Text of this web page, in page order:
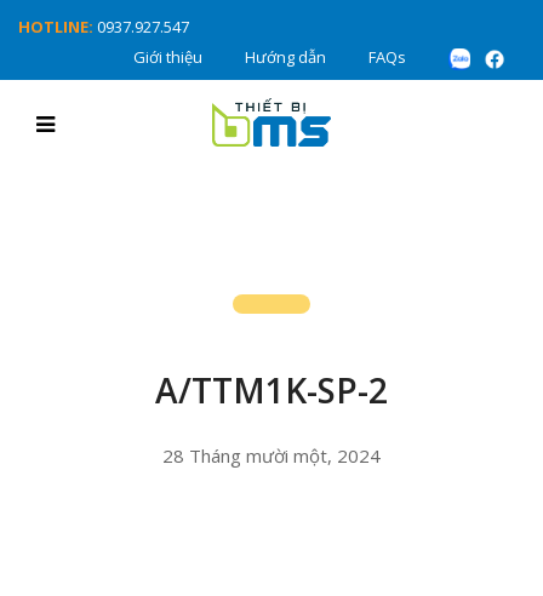
HOTLINE: 0937.927.547
Giới thiệu
Hướng dẫn FAQs
A/TTM1K-SP-2
28 Tháng mười một, 2024